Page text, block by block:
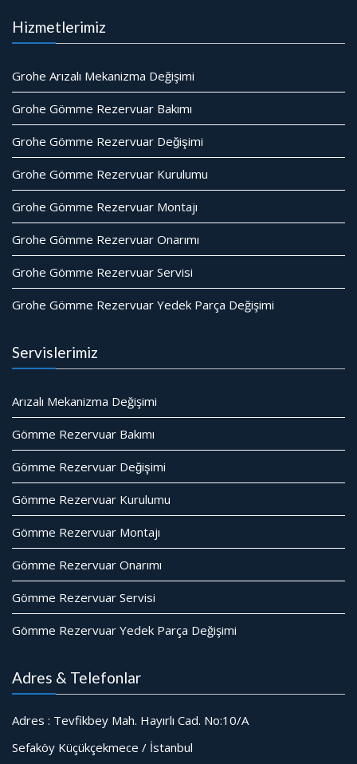
Hizmetlerimiz
Grohe Arızalı Mekanizma Değişimi
Grohe Gömme Rezervuar Bakımı
Grohe Gömme Rezervuar Değişimi
Grohe Gömme Rezervuar Kurulumu
Grohe Gömme Rezervuar Montajı
Grohe Gömme Rezervuar Onarımı
Grohe Gömme Rezervuar Servisi
Grohe Gömme Rezervuar Yedek Parça Değişimi
Servislerimiz
Arızalı Mekanizma Değişimi
Gömme Rezervuar Bakımı
Gömme Rezervuar Değişimi
Gömme Rezervuar Kurulumu
Gömme Rezervuar Montajı
Gömme Rezervuar Onarımı
Gömme Rezervuar Servisi
Gömme Rezervuar Yedek Parça Değişimi
Adres & Telefonlar
Adres : Tevfikbey Mah. Hayırlı Cad. No:10/A
Sefaköy Küçükçekmece / İstanbul